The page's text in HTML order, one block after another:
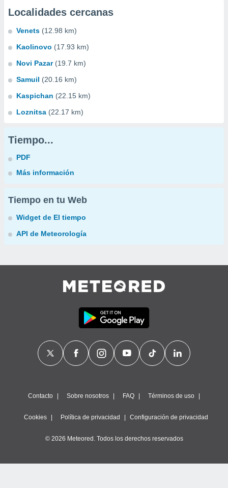
Localidades cercanas
Venets (12.98 km)
Kaolinovo (17.93 km)
Novi Pazar (19.7 km)
Samuil (20.16 km)
Kaspichan (22.15 km)
Loznitsa (22.17 km)
Tiempo...
PDF
Más información
Tiempo en tu Web
Widget de El tiempo
API de Meteorología
Contacto Sobre nosotros FAQ Términos de uso
Cookies Política de privacidad Configuración de privacidad
© 2026 Meteored. Todos los derechos reservados